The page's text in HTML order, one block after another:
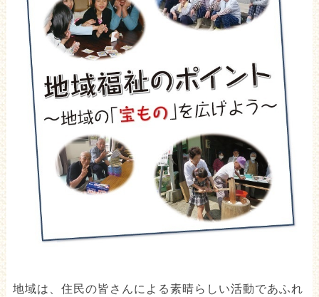
地域は、住民の皆さんによる素晴らしい活動であふれ